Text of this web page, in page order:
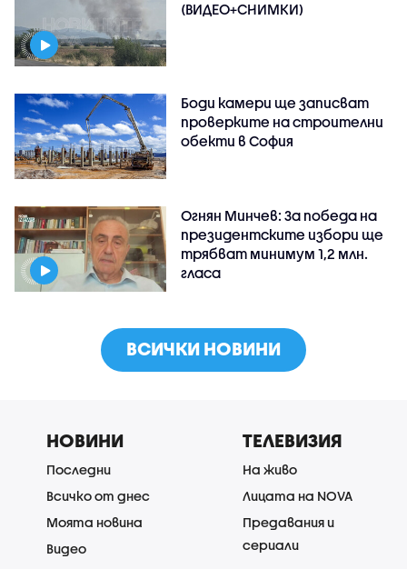
(ВИДЕО+СНИМКИ)
Боди камери ще записват
проверките на строителни
обекти в София
Огнян Минчев: За победа на
президентските избори ще
трябват минимум 1,2 млн.
гласа
ВСИЧКИ НОВИНИ
НОВИНИ
Последни
Всичко от днес
Моята новина
Видео
ТЕЛЕВИЗИЯ
На живо
Лицата на NOVA
Предавания и
сериали